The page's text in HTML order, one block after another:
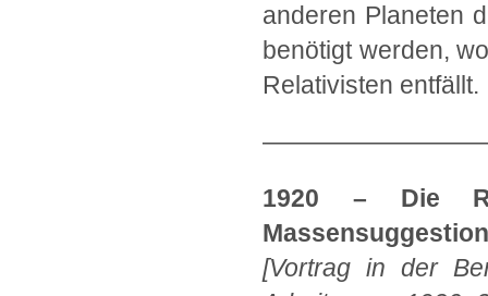
anderen Planeten
benötigt werden,
Relativisten entfällt.
1920 – Die
[Vortrag in der